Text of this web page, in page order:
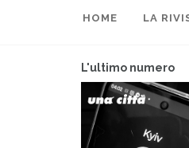
HOME LA
L'ultimo numero